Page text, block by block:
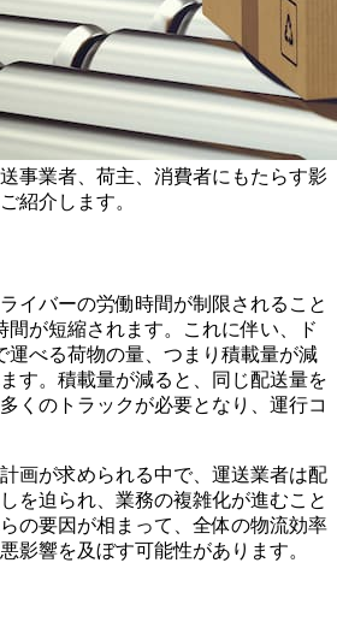
事業者、荷主、消費者にもたらす影
紹介します。
イバーの労働時間が制限されること
間が短縮されます。これに伴い、ド
運べる荷物の量、つまり積載量が減
す。積載量が減ると、同じ配送量を
くのトラックが必要となり、運行コ
画が求められる中で、運送業者は配
を迫られ、業務の複雑化が進むこと
の要因が相まって、全体の物流効率
影響を及ぼす可能性があります。